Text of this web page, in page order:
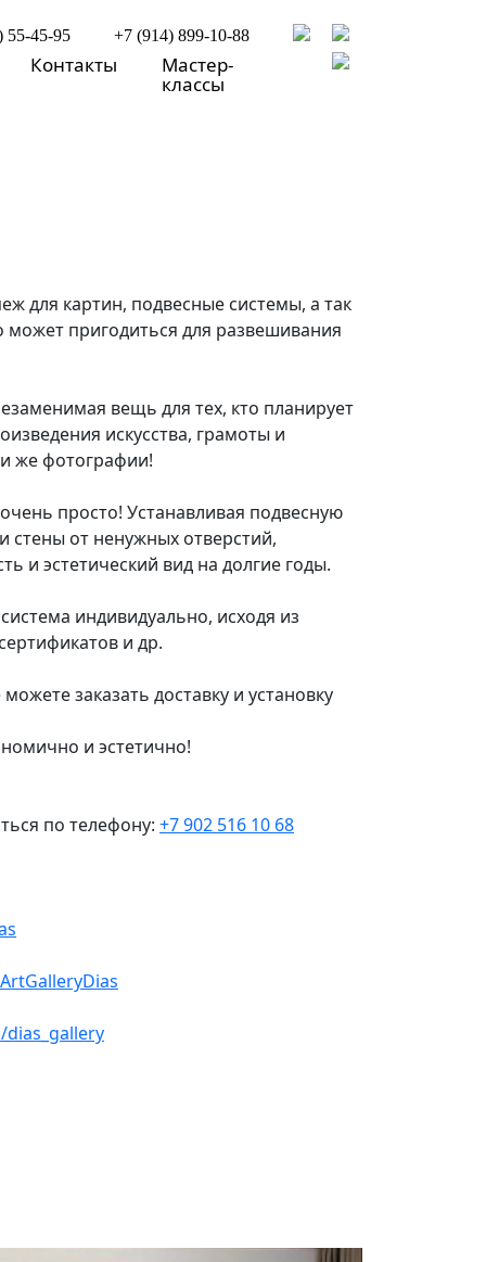
55-45-95 +7 (914) 899-10-88
Контакты Мастер-
классы
для картин, подвесные системы, а так
может пригодиться для развешивания
вещь для тех, кто планирует
искусства, грамоты и
же фотографии!
просто! Устанавливая подвесную
стены от ненужных отверстий,
и эстетический вид на долгие годы.
индивидуально, исходя из
и др.
заказать доставку и установку
и эстетично!
по телефону: +7 902 516 10 68